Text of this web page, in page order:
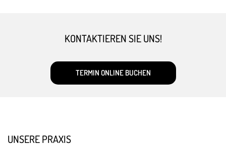
KONTAKTIEREN SIE UNS!
TERMIN ONLINE BUCHEN
UNSERE PRAXIS